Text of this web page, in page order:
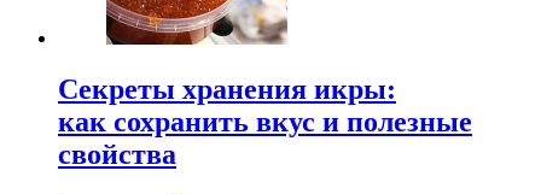
Секреты хранения икры:
как сохранить вкус и полезные
свойства